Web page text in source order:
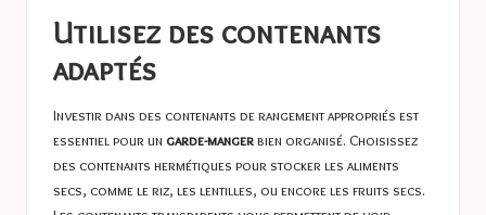
Utilisez des contenants
adaptés
Investir dans des contenants de rangement appropriés est
essentiel pour un garde-mangerbien organisé. Choisissez
des contenants hermétiques pour stocker les aliments
secs, comme le riz, les lentilles, ou encore les fruits secs.